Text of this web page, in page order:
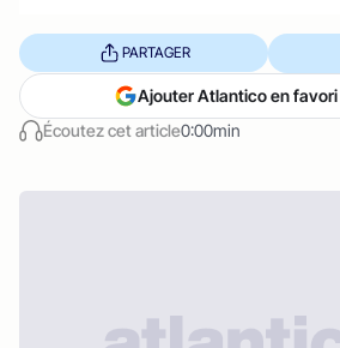
Écoutez cet article0:00min
PARTAGER
Ajouter Atlantico en favori